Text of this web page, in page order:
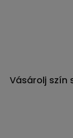
Vásárolj szín